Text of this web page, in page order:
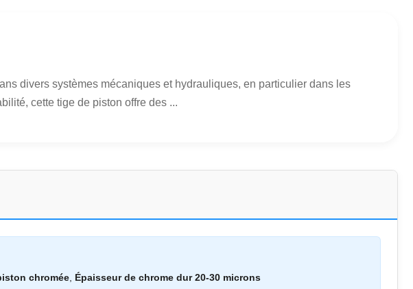
divers systèmes mécaniques et hydrauliques, en particulier dans les
cette tige de piston offre des ...
chromée Épaisseur de chrome dur 20-30 microns